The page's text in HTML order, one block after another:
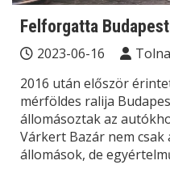
Felforgatta
2023-06-16
2016 után először
mérföldes ralija
állomásoztak az
Várkert Bazár nem csak
állomások, de